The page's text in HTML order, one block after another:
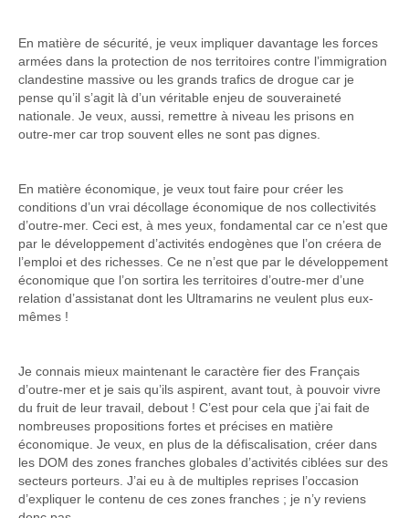
En matière de sécurité, je veux impliquer davantage les forces
armées dans la protection de nos territoires contre l’immigration
clandestine massive ou les grands trafics de drogue car je
pense qu’il s’agit là d’un véritable enjeu de souveraineté
nationale. Je veux, aussi, remettre à niveau les prisons en
outre-mer car trop souvent elles ne sont pas dignes.
En matière économique, je veux tout faire pour créer les
conditions d’un vrai décollage économique de nos collectivités
d’outre-mer. Ceci est, à mes yeux, fondamental car ce n’est que
par le développement d’activités endogènes que l’on créera de
l’emploi et des richesses. Ce ne n’est que par le développement
économique que l’on sortira les territoires d’outre-mer d’une
relation d’assistanat dont les Ultramarins ne veulent plus eux-
mêmes !
Je connais mieux maintenant le caractère fier des Français
d’outre-mer et je sais qu’ils aspirent, avant tout, à pouvoir vivre
du fruit de leur travail, debout ! C’est pour cela que j’ai fait de
nombreuses propositions fortes et précises en matière
économique. Je veux, en plus de la défiscalisation, créer dans
les DOM des zones franches globales d’activités ciblées sur des
secteurs porteurs. J’ai eu à de multiples reprises l’occasion
d’expliquer le contenu de ces zones franches ; je n’y reviens